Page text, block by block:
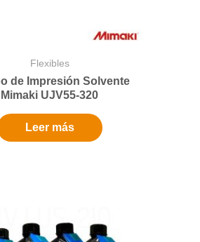
Flexibles
de Impresión Solvente
Mimaki UJV55-320
Leer más